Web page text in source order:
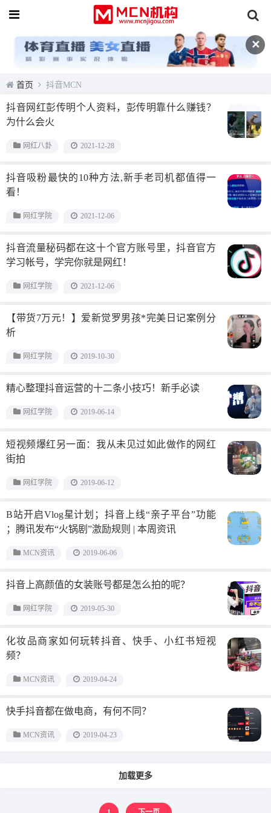
✕
首页 抖音MCN
抖音网红彭传明个人资料，彭传明靠什么赚钱？
为什么会火
网红八卦 2021-12-28
抖音吸粉最快的10种方法,新手老司机都值得一
看！
网红学院 2021-12-06
抖音流量秘码都在这十个官方账号里，抖音官方
学习帐号，学完你就是网红！
网红学院 2021-12-06
【带货7万元！】爱新觉罗男孩*完美日记案例分
析
网红学院 2019-10-30
精心整理抖音运营的十二条小技巧！新手必读
网红学院 2019-06-14
短视频爆红另一面：我从未见过如此做作的网红
街拍
网红学院 2019-06-12
B站开启Vlog星计划；抖音上线“亲子平台”功能
；腾讯发布“火锅剧”激励规则 | 本周资讯
MCN资讯 2019-06-06
抖音上高颜值的女装账号都是怎么拍的呢？
网红学院 2019-05-30
化妆品商家如何玩转抖音、快手、小红书短视
频？
MCN资讯 2019-04-24
快手抖音都在做电商，有何不同？
MCN资讯 2019-04-23
加载更多